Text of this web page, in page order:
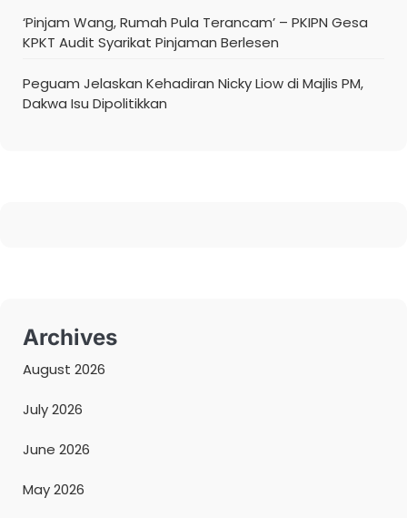
‘Pinjam Wang, Rumah Pula Terancam’ – PKIPN Gesa
KPKT Audit Syarikat Pinjaman Berlesen
Peguam Jelaskan Kehadiran Nicky Liow di Majlis PM,
Dakwa Isu Dipolitikkan
Archives
August 2026
July 2026
June 2026
May 2026